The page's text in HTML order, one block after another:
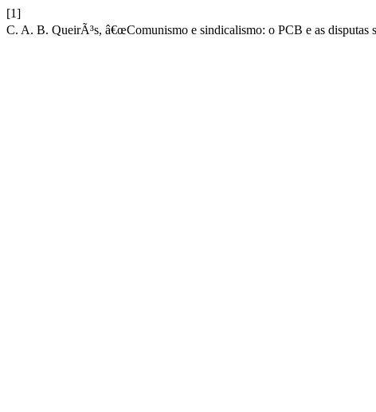
[1]
C. A. B. QueirÃ³s, â€œComunismo e sindicalismo: o PCB e as